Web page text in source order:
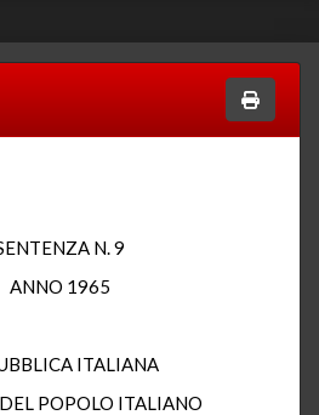
N. 9
ANNO 1965
ITALIANA
POPOLO ITALIANO